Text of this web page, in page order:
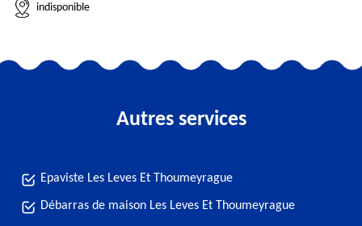
indisponible
Autres services
Epaviste Les Leves Et Thoumeyrague
Débarras de maison Les Leves Et Thoumeyrague